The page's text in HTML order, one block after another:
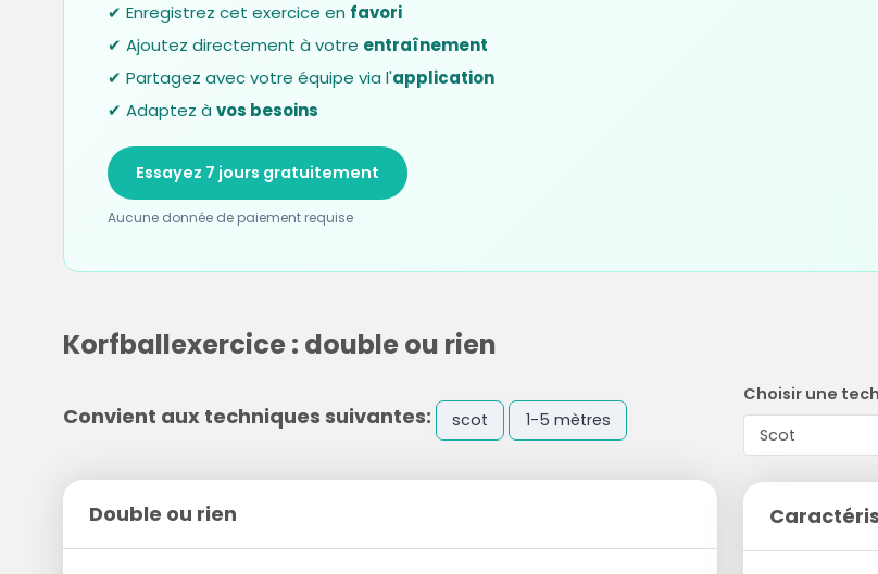
✔ Enregistrez cet exercice en favori
✔ Ajoutez directement à votre entraînement
✔ Partagez avec votre équipe via l'application
✔ Adaptez à vos besoins
Essayez 7 jours gratuitement
Aucune donnée de paiement requise
Korfballexercice : double ou rien
Convient aux techniques suivantes: scot 1-5 mètres
Double ou rien
Choisir une